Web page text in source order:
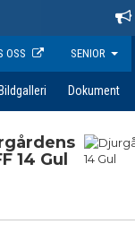
OSS SENIOR
Bildgalleri Dokument
14 Gul